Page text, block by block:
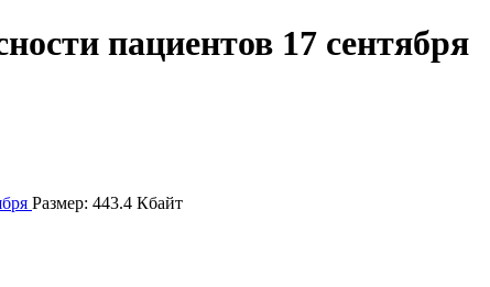
пациентов 17 сентября
Размер: 443.4 Кбайт